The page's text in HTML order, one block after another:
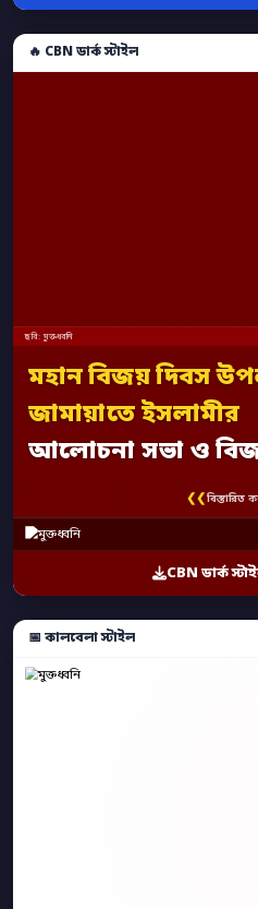
🔥 CBN ডার্ক স্টাইল
ছবি: মুক্তধ্বনি
মহান বিজয় দিবস
জামায়াতে ইসলামীর
আলোচনা সভা ও
❮❮বিস্তারিত
CBN ডার্ক
📅 কালবেলা স্টাইল